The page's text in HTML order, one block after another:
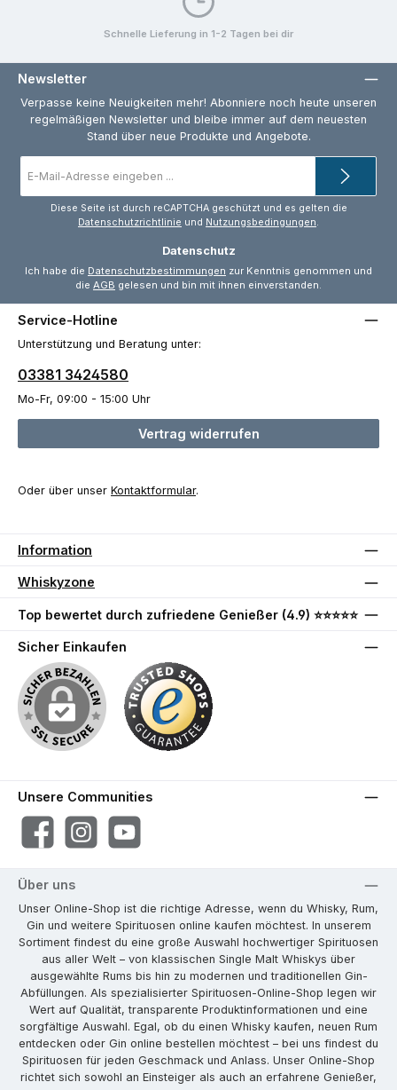
Schnelle Lieferung in 1-2 Tagen bei dir
Newsletter
Verpasse keine Neuigkeiten mehr! Abonniere noch heute unseren
regelmäßigen Newsletter und bleibe immer auf dem neuesten
Stand über neue Produkte und Angebote.
Mail-
*
Diese Seite ist durch reCAPTCHA geschützt und es gelten die
Datenschutzrichtlinie und Nutzungsbedingungen.
Datenschutz
Ich habe die Datenschutzbestimmungen zur Kenntnis genommen und
die AGB gelesen und bin mit ihnen einverstanden.
Service-Hotline
Unterstützung und Beratung unter:
03381 3424580
Mo-Fr, 09:00 - 15:00 Uhr
Vertrag widerrufen
Oder über unser Kontaktformular.
Information
Whiskyzone
Top bewertet durch zufriedene Genießer (4.9) ⭐⭐⭐⭐⭐
Sicher Einkaufen
Unsere Communities
FacebookInstagramYouTube
Über uns
Unser Online-Shop ist die richtige Adresse, wenn du Whisky, Rum,
Gin und weitere Spirituosen online kaufen möchtest. In unserem
Sortiment findest du eine große Auswahl hochwertiger Spirituosen
aus aller Welt – von klassischen Single Malt Whiskys über
ausgewählte Rums bis hin zu modernen und traditionellen Gin-
Abfüllungen. Als spezialisierter Spirituosen-Online-Shop legen wir
Wert auf Qualität, transparente Produktinformationen und eine
sorgfältige Auswahl. Egal, ob du einen Whisky kaufen, neuen Rum
entdecken oder Gin online bestellen möchtest – bei uns findest du
Spirituosen für jeden Geschmack und Anlass. Unser Online-Shop
richtet sich sowohl an Einsteiger als auch an erfahrene Genießer,